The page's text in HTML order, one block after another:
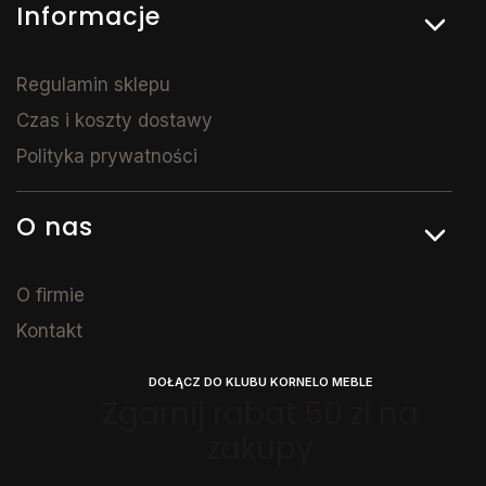
Informacje
Regulamin sklepu
Czas i koszty dostawy
Polityka prywatności
O nas
O firmie
Kontakt
DOŁĄCZ DO KLUBU KORNELO MEBLE